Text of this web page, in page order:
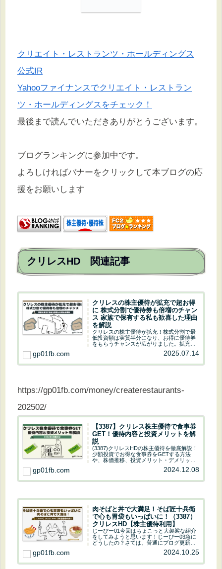
公式IR
Yahooファイナンスでクリエイト・レストラン
ツ・ホールディングスをチェック！
最後まで読んでいただきありがとうございます。
よろしければバナーをクリックして本ブログの応
援をお願いします
クリレスHD 関連記事
クリレスの株主優待が拡充で超お得
に 株式分割で優待券も倍増のチャン
ス 家族で保有する私も歓喜した理由
を解説
クリレスの株主優待が拡充！株式分割で最
低投資額は実質半分になり、お得に優待券
をもらうチャンスが広がりました。拡充後
の新制度や、家族で保有するとどれだけお
得になるかを解説。外食が多い方は必見で
2025.07.14
202502/
【3387】クリレス株主優待で食事券
GET！優待内容と投資メリットを解
説
(3387)クリレスHDの株主優待を徹底解説！
少額投資でお得な食事券をGETする方法
や、株価推移、投資メリット・デメリッ
ト、他社優待との比較を詳しく解説。外食
株への投資を検討中の方必見！
gp01fb.com 2024.12.08
肉そばと丼で大満足！そば匠十兵衛
で心も胃袋もいっぱいに！（3387）
クリレスHD【株主優待利用】
じーぴー01今回はちょこっと大袈裟な紹介
をしてみようと思います！じーぴー03急に
どうしたの？さては、普通にブログ更新す
るのに飽きてきたのね！！「今日は何食べ
よう？」なんて迷ったとき、あなたにおす
gp01fb.com 2024.10.25